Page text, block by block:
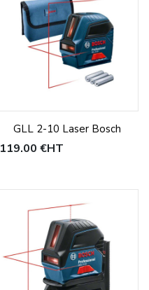
GLL 2-10 Laser Bosch
119,00 €HT